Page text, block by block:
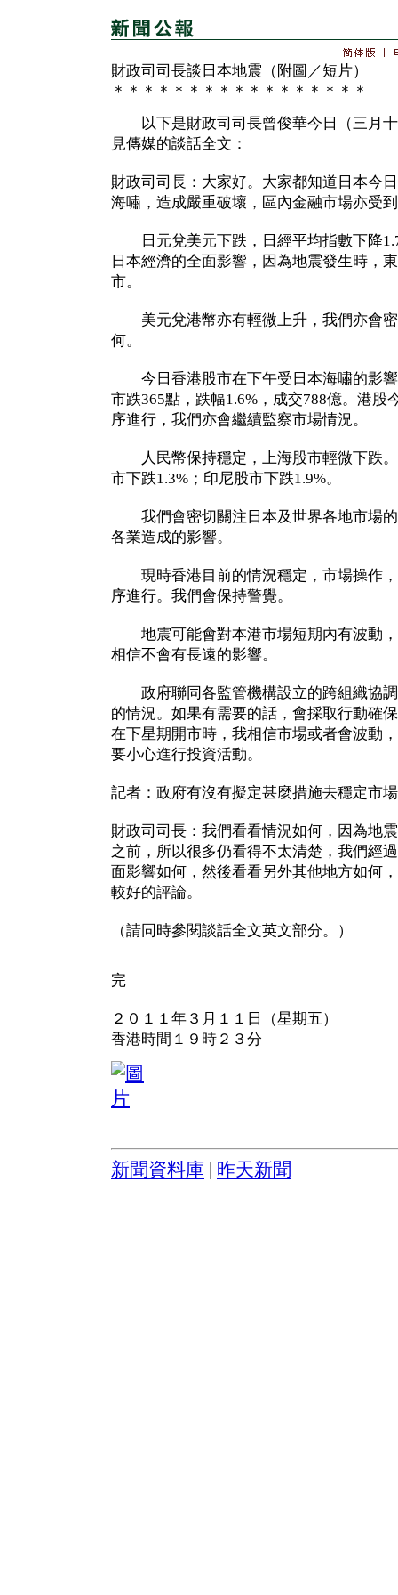
財政司司長談日本地震（附圖／短片）
＊＊＊＊＊＊＊＊＊＊＊＊＊＊＊＊＊
以下是財政司司長曾俊華今日（三月十
見傳媒的談話全文：
財政司司長：大家好。大家都知道日本今
海嘯，造成嚴重破壞，區內金融市場亦受
日元兌美元下跌，日經平均指數下降
日本經濟的全面影響，因為地震發生時，
市。
美元兌港幣亦有輕微上升，我們亦會密
何。
今日香港股市在下午受日本海嘯的影響
市跌365點，跌幅1.6%，成交788億。港股
序進行，我們亦會繼續監察市場情況。
人民幣保持穩定，上海股市輕微下跌。
市下跌1.3%；印尼股市下跌1.9%。
我們會密切關注日本及世界各地市場的
各業造成的影響。
現時香港目前的情況穩定，市場操作，
序進行。我們會保持警覺。
地震可能會對本港市場短期內有波動，
相信不會有長遠的影響。
政府聯同各監管機構設立的跨組織協調
的情況。如果有需要的話，會採取行動確
在下星期開市時，我相信市場或者會波動
要小心進行投資活動。
記者：政府有沒有擬定甚麼措施去穩定市
財政司司長：我們看看情況如何，因為地
之前，所以很多仍看得不太清楚，我們經
面影響如何，然後看看另外其他地方如何
較好的評論。
（請同時參閱談話全文英文部分。）
完
２０１１年３月１１日（星期五）
香港時間１９時２３分
新聞資料庫 昨天新聞